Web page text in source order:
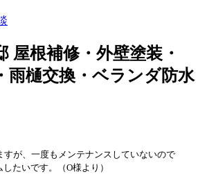
屋根補修・外壁塗装・
雨樋交換・ベランダ防水
すが、一度もメンテナンスしていないので
たいです。（O様より）